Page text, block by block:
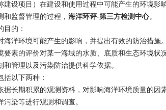
建设项目）在建设和使用过程中可能产生的环境
监督管理的过程， 海洋环评-第三方检测中心。
目的：
海洋环境可能产生的影响，并提出有效的防治措
要素的评价对某一海域的水质、底质和生态环境
和管理以及污染防治提供科学依据。
括以下两种：
据长期积累的观测资料，对影响海洋环境质量的
污染等进行观测和调查。